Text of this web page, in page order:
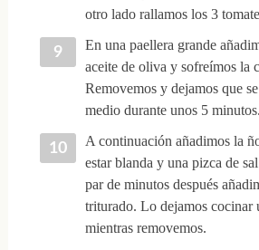
otro lado rallamos los 3
En una paellera grande
aceite de oliva y sofreímos la
Removemos y dejamos que
medio durante unos 5 minutos.
A continuación añadimos la
estar blanda y una pizca de
par de minutos después
triturado. Lo dejamos cocinar
mientras removemos.